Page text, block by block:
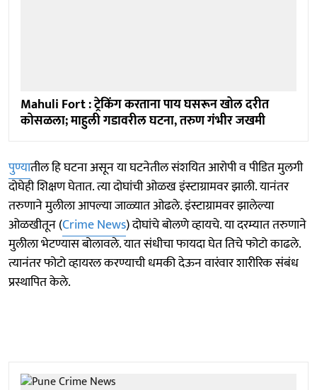
Mahuli Fort : ट्रेकिंग करताना पाय घसरून खोल दरीत
कोसळला; माहुली गडावरील घटना, तरुण गंभीर जखमी
पुण्यातील हि घटना असून या घटनेतील संशयित आरोपी व पीडित मुलगी
दोघेही शिक्षण घेतात. त्या दोघांची ओळख इंस्टाग्रामवर झाली. यानंतर
तरुणाने मुलीला आपल्या जाळ्यात ओढले. इंस्टाग्रामवर झालेल्या
ओळखीतून (Crime News) दोघांचे बोलणे व्हायचे. या दरम्यात तरुणाने
मुलीला भेटण्यास बोलावले. यात संधीचा फायदा घेत तिचे फोटो काढले.
त्यानंतर फोटो व्हायरल करण्याची धमकी देऊन वारंवार शारीरिक संबंध
प्रस्थापित केले.